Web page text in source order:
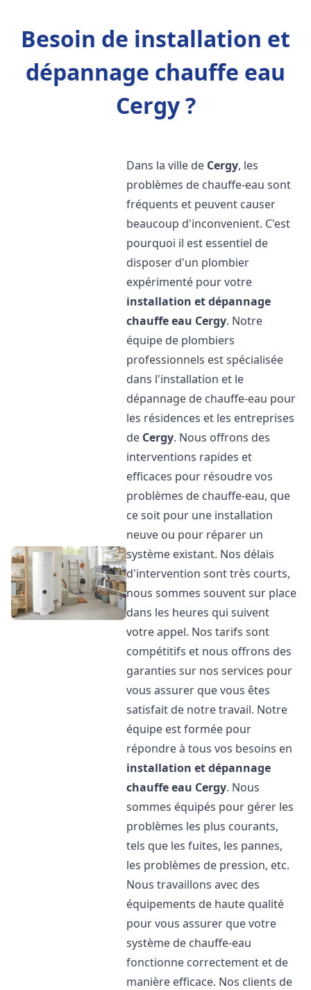
Besoin de installation et
dépannage chauffe eau
Cergy ?
Dans la ville de Cergy, les
problèmes de chauffe-eau sont
fréquents et peuvent causer
beaucoup d'inconvenient. C'est
pourquoi il est essentiel de
disposer d'un plombier
expérimenté pour votre
installation et dépannage
chauffe eau Cergy. Notre
équipe de plombiers
professionnels est spécialisée
dans l'installation et le
dépannage de chauffe-eau pour
les résidences et les entreprises
de Cergy. Nous offrons des
interventions rapides et
efficaces pour résoudre vos
problèmes de chauffe-eau, que
ce soit pour une installation
neuve ou pour réparer un
système existant. Nos délais
d'intervention sont très courts,
nous sommes souvent sur place
dans les heures qui suivent
votre appel. Nos tarifs sont
compétitifs et nous offrons des
garanties sur nos services pour
vous assurer que vous êtes
satisfait de notre travail. Notre
équipe est formée pour
répondre à tous vos besoins en
installation et dépannage
chauffe eau Cergy. Nous
sommes équipés pour gérer les
problèmes les plus courants,
tels que les fuites, les pannes,
les problèmes de pression, etc.
Nous travaillons avec des
équipements de haute qualité
pour vous assurer que votre
système de chauffe-eau
fonctionne correctement et de
manière efficace. Nos clients de